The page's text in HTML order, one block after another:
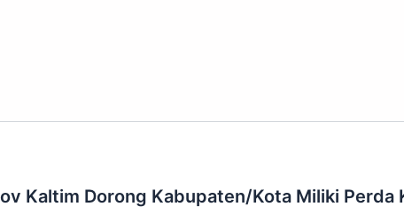
Kaltim Dorong Kabupaten/Kota Miliki Perda